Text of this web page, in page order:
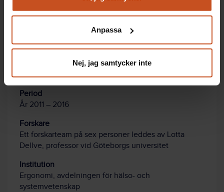
Du kan när som helst återta ditt godkännande genom att
integritet@suntarbetsliv.se.Anpassa
Nej, jag samtycker inte
Implementering av Lean i sjukhusorganisationer –
Betydelse för vårdpersonalens prestation,
engagemang, arbetsförhållanden och hälsa samt
vårdens effektivitet och kvalitet.
Period
År 2011 – 2016
Forskare
Ett forskarteam på sex personer leddes av Lotta
Dellve, professor vid Göteborgs universitet
Institution
Ergonomi, avdelningen för hälso- och
systemvetenskap